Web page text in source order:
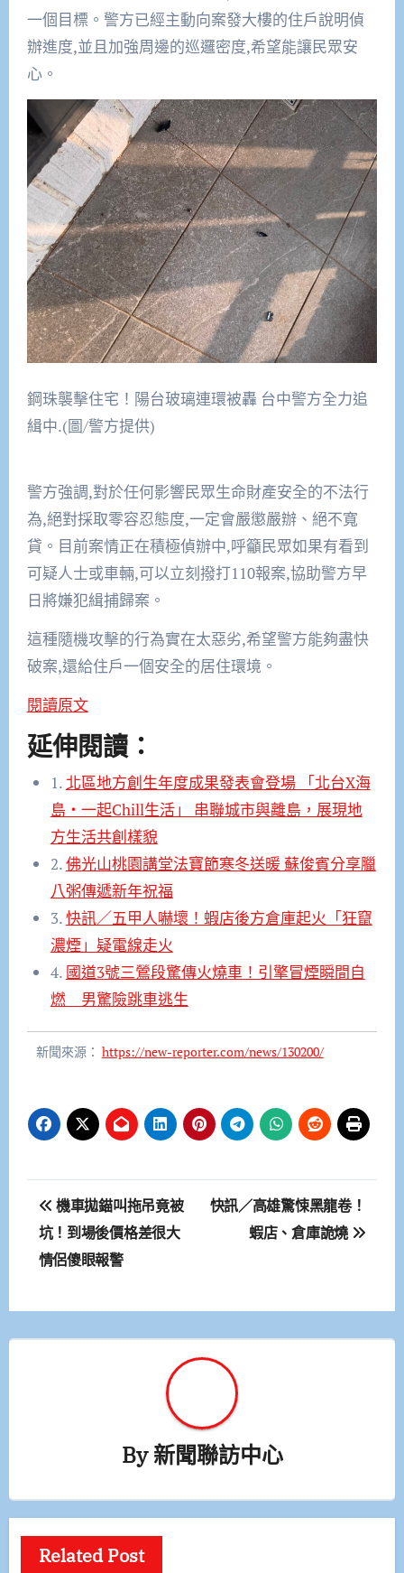
一個目標。警方已經主動向案發大樓的住戶說明偵
辦進度,並且加強周邊的巡邏密度,希望能讓民眾安
心。
鋼珠襲擊住宅！陽台玻璃連環被轟 台中警方全力追
緝中.(圖/警方提供)
警方強調,對於任何影響民眾生命財產安全的不法行
為,絕對採取零容忍態度,一定會嚴懲嚴辦、絕不寬
貸。目前案情正在積極偵辦中,呼籲民眾如果有看到
可疑人士或車輛,可以立刻撥打110報案,協助警方早
日將嫌犯緝捕歸案。
這種隨機攻擊的行為實在太惡劣,希望警方能夠盡快
破案,還給住戶一個安全的居住環境。
閱讀原文
延伸閱讀：
1. 北區地方創生年度成果發表會登場 「北台X海
島・一起Chill生活」 串聯城市與離島，展現地
方生活共創樣貌
2.佛光山桃園講堂法寶節寒冬送暖 蘇俊賓分享臘
八粥傳遞新年祝福
3.快訊／五甲人嚇壞！蝦店後方倉庫起火「狂竄
濃煙」疑電線走火
4. 國道3號三鶯段驚傳火燒車！引擎冒煙瞬間自
燃 男驚險跳車逃生
新聞來源： https://new-reporter.com/news/130200/
文
章
導
覽
機車拋錨叫拖吊竟被
坑！到場後價格差很大
情侶傻眼報警
快訊／高雄驚悚黑龍卷！
蝦店、倉庫詭燒
By新聞聯訪中心
Related Post